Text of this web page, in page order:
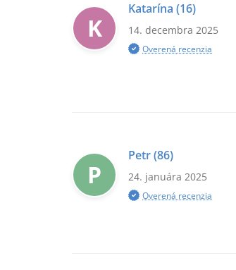
K
Katarína (16)
14. decembra 2025
Overená recenzia
P
Petr(86)
24. januára 2025
Overená recenzia